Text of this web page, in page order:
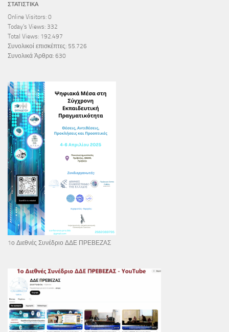
ΣΤΑΤΙΣΤΙΚΆ
Online Visitors: 0
Today's Views: 332
Total Views: 192.497
Συνολικοί επισκέπτες: 55.726
Συνολικά Άρθρα: 630
1ο Διεθνές Συνέδριο ΔΔΕ ΠΡΕΒΕΖΑΣ